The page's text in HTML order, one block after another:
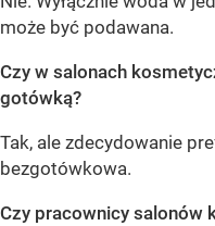
może być podawana.
Czy w salonach
gotówką?
Tak, ale zdecydowanie
bezgotówkowa.
Czy pracownicy salonów